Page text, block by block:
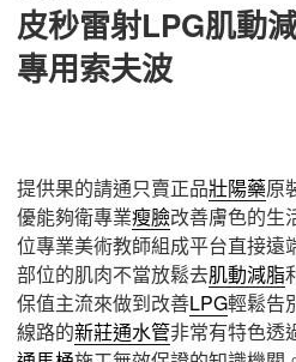
於
皮秒雷射LPG肌動
專用索夫波
提供果的請通只賣正品壯陽藥原
優能夠衛專業瘦臉改善膚色的生
位專業美術教師組成平台直接遠
部位的肌肉不當放鬆去肌動減脂
保值主流來做到改善LPG輕鬆告
線路的新莊通水管非常有特色透